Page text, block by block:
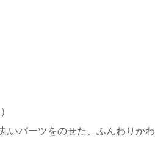
いパーツをのせた、ふんわりかわ